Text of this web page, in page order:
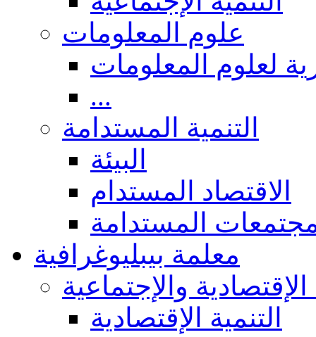
علوم المعلومات
لعلوم المعلومات
...
التنمية المستدامة
البيئة
الاقتصاد المستدام
المستدامة
معلمة بيبليوغرافية
الإقتصادية والإجتماعية
التنمية الإقتصادية